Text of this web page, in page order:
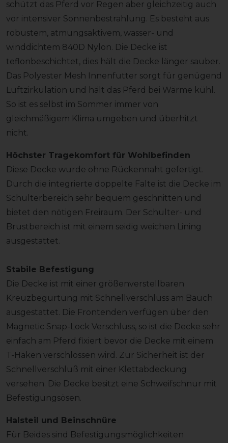
schützt das Pferd vor Regen aber gleichzeitig auch
vor intensiver Sonnenbestrahlung. Es besteht aus
robustem, atmungsaktivem, wasser- und
winddichtem 840D Nylon. Die Decke ist
teflonbeschichtet, dies hält die Decke länger sauber.
Das Polyester Mesh Innenfutter sorgt für genügend
Luftzirkulation und hält das Pferd bei Wärme kühl.
So ist es selbst im Sommer immer von
gleichmäßigem Klima umgeben und überhitzt
nicht.
Höchster Tragekomfort für Wohlbefinden
Diese Decke wurde ohne Rückennaht gefertigt.
Durch die integrierte doppelte Falte ist die Decke im
Schulterbereich sehr bequem geschnitten und
bietet den nötigen Freiraum. Der Schulter- und
Brustbereich ist mit einem seidig weichen Lining
ausgestattet.
Stabile Befestigung
Die Decke ist mit einer größenverstellbaren
Kreuzbegurtung mit Schnellverschluss am Bauch
ausgestattet. Die Frontenden verfügen über den
Magnetic Snap-Lock Verschluss, so ist die Decke sehr
einfach am Pferd fixiert bevor die Decke mit einem
T-Haken verschlossen wird. Zur Sicherheit ist der
Schnellverschluß mit einer Klettabdeckung
versehen. Die Decke besitzt eine Schweifschnur mit
Befestigungsösen.
Halsteil und Beinschnüre
Für Beides sind Befestigungsmöglichkeiten